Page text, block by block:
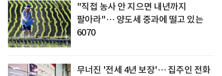
"직접 농사 안 지으면 내년까지
팔아라"… 양도세 중과에 떨고 있는
6070
무너진 '전세 4년 보장'… 집주인 전화